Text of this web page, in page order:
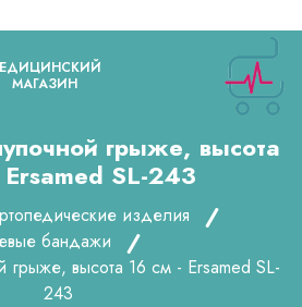
МАГАЗИН
грыже, высота
SL-243
изделия
бандажи
грыже, высота 16 см - Ersamed SL-
243